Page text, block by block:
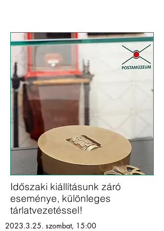
Időszaki kiállításunk záró
eseménye, különleges
tárlatvezetéssel!
2023.3.25. szombat, 15:00